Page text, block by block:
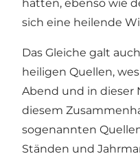
hatten, ebenso wie
sich eine heilende
Das Gleiche galt
heiligen Quellen,
Abend und in dieser
diesem
sogenannten
Ständen und